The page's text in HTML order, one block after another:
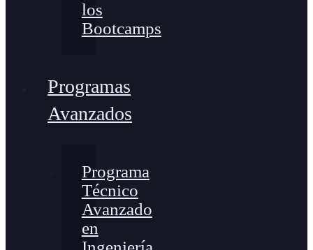
los
Bootcamps
Programas
Avanzados
Programa
Técnico
Avanzado
en